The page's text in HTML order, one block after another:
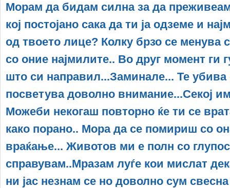
Мoрам да бидам силна за да
кој постојано сака да ти ја одземе и
од твоето лице? Колку брзо се менува
со оние најмилите.. Во друг момент
што си направил...Заминале... Те убива
посветува доволно внимание...Секој
Можеби некогаш повторно ќе ти се
како порано.. Мора да се помириш со
враќање... Животов ми е полн со
справувам..Мразам луѓе кои мислат
ни јас незнам се но доволно сум